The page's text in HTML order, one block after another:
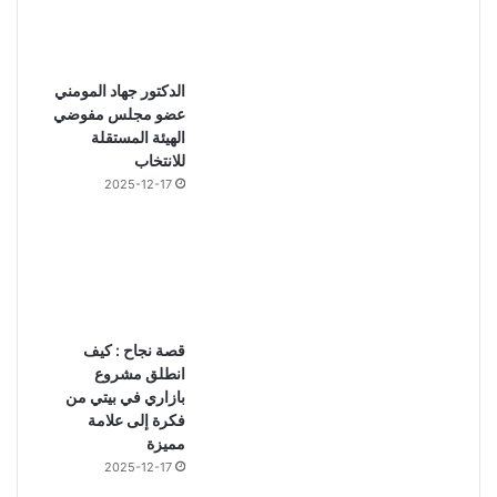
الدكتور جهاد المومني
عضو مجلس مفوضي
الهيئة المستقلة
للانتخاب
2025-12-17
قصة نجاح : كيف
انطلق مشروع
بازاري في بيتي من
فكرة إلى علامة
مميزة
2025-12-17